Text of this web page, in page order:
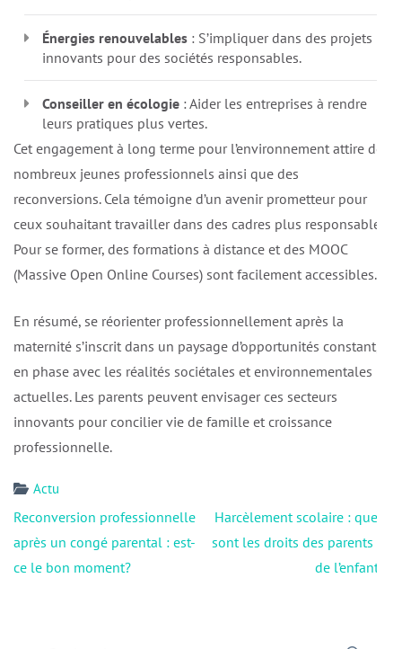
Énergies renouvelables : S’impliquer dans des projets
innovants pour des sociétés responsables.
Conseiller en écologie : Aider les entreprises à rendre
leurs pratiques plus vertes.
Cet engagement à long terme pour l’environnement attire de
nombreux jeunes professionnels ainsi que des
reconversions. Cela témoigne d’un avenir prometteur pour
ceux souhaitant travailler dans des cadres plus responsables.
Pour se former, des formations à distance et des MOOC
(Massive Open Online Courses) sont facilement accessibles.
En résumé, se réorienter professionnellement après la
maternité s’inscrit dans un paysage d’opportunités constant,
en phase avec les réalités sociétales et environnementales
actuelles. Les parents peuvent envisager ces secteurs
innovants pour concilier vie de famille et croissance
professionnelle.
Actu
Navigation
de
l’article
Reconversion professionnelle
après un congé parental : est-
ce le bon moment?
Harcèlement scolaire : quels
sont les droits des parents et
de l’enfant ?